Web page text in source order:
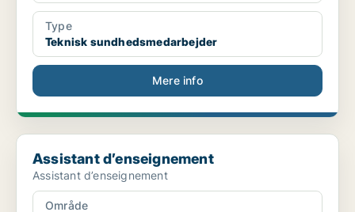
Type
Teknisk sundhedsmedarbejder
Mere info
Assistant d’enseignement
Assistant d’enseignement
Assistant d’enseignement
Område